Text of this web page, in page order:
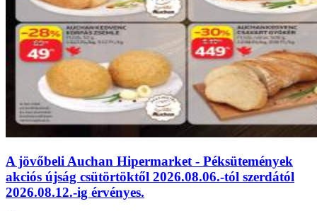
A jövőbeli Auchan Hipermarket - Péksütemények
akciós újság csütörtöktől 2026.08.06.-tól szerdától
2026.08.12.-ig érvényes.